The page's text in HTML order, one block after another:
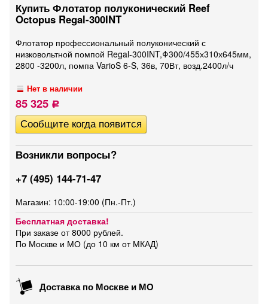
Купить Флотатор полуконический Reef
Octopus Regal-300INT
Флотатор профессиональный полуконический с
низковольтной помпой Regal-300INT,Φ300/455х310х645мм,
2800 -3200л, помпа VarioS 6-S, 36в, 70Вт, возд.2400л/ч
Нет в наличии
85 325 Р
Возникли вопросы?
+7 (495) 144-71-47
Магазин: 10:00-19:00 (Пн.-Пт.)
Бесплатная доставка!
При заказе от 8000 рублей.
По Москве и МО (до 10 км от МКАД)
Доставка по Москве и МО